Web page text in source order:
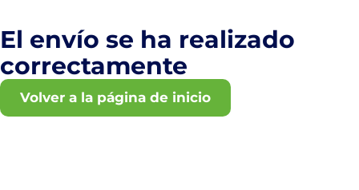
El envío se ha realizado
correctamente
Volver a la página de inicio